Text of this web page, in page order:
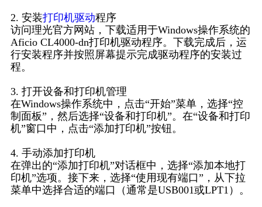
2. 安装打印机驱动程序
访问理光官方网站，下载适用于Windows操作系统的
Aficio CL4000-dn打印机驱动程序。下载完成后，运
行安装程序并按照屏幕提示完成驱动程序的安装过
程。
3. 打开设备和打印机管理
在Windows操作系统中，点击“开始”菜单，选择“控
制面板”，然后选择“设备和打印机”。在“设备和打印
机”窗口中，点击“添加打印机”按钮。
4. 手动添加打印机
在弹出的“添加打印机”对话框中，选择“添加本地打
印机”选项。接下来，选择“使用现有端口”，从下拉
菜单中选择合适的端口（通常是USB001或LPT1）。